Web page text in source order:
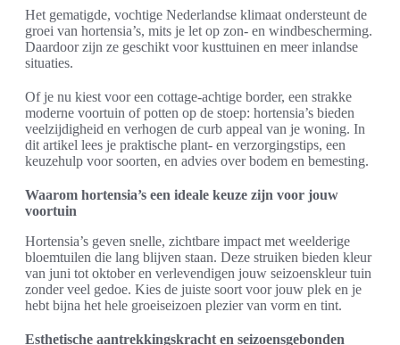
Het gematigde, vochtige Nederlandse klimaat ondersteunt de
groei van hortensia’s, mits je let op zon- en windbescherming.
Daardoor zijn ze geschikt voor kusttuinen en meer inlandse
situaties.
Of je nu kiest voor een cottage-achtige border, een strakke
moderne voortuin of potten op de stoep: hortensia’s bieden
veelzijdigheid en verhogen de curb appeal van je woning. In
dit artikel lees je praktische plant- en verzorgingstips, een
keuzehulp voor soorten, en advies over bodem en bemesting.
Waarom hortensia’s een ideale keuze zijn voor jouw
voortuin
Hortensia’s geven snelle, zichtbare impact met weelderige
bloemtuilen die lang blijven staan. Deze struiken bieden kleur
van juni tot oktober en verlevendigen jouw seizoenskleur tuin
zonder veel gedoe. Kies de juiste soort voor jouw plek en je
hebt bijna het hele groeiseizoen plezier van vorm en tint.
Esthetische aantrekkingskracht en seizoensgebonden